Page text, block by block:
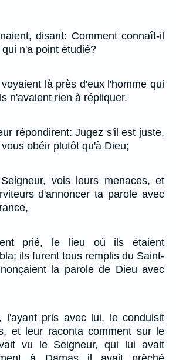
disant: Comment connaît-il
n'a point étudié?
là près d'eux l'homme qui
n'avaient rien à répliquer.
répondirent: Jugez s'il est juste,
obéir plutôt qu'à Dieu;
vois leurs menaces, et
d'annoncer ta parole avec
prié, le lieu où ils étaient
ils furent tous remplis du Saint-
la parole de Dieu avec
l'ayant pris avec lui, le conduisit
et leur raconta comment sur le
vu le Seigneur, qui lui avait